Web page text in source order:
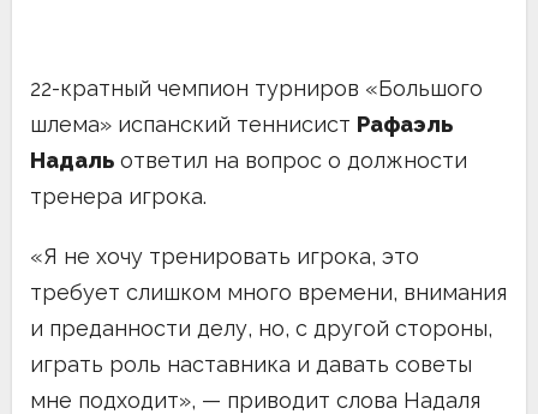
22-кратный чемпион турниров «Большого
шлема» испанский теннисист Рафаэль
Надаль ответил на вопрос о должности
тренера игрока.
«Я не хочу тренировать игрока, это
требует слишком много времени, внимания
и преданности делу, но, с другой стороны,
играть роль наставника и давать советы
мне подходит», — приводит слова Надаля